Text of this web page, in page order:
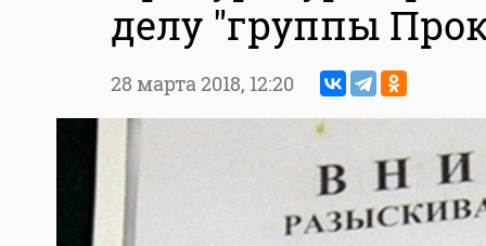
делу "группы
28 марта 2018, 12:20